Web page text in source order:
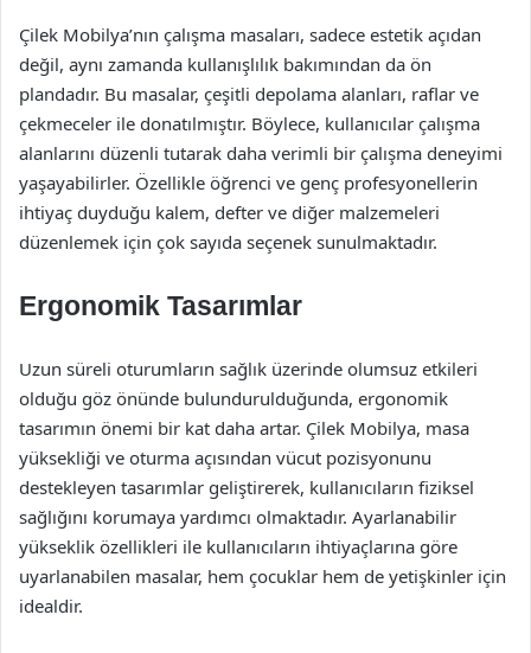
Çilek Mobilya’nın çalışma masaları, sadece estetik açıdan
değil, aynı zamanda kullanışlılık bakımından da ön
plandadır. Bu masalar, çeşitli depolama alanları, raflar ve
çekmeceler ile donatılmıştır. Böylece, kullanıcılar çalışma
alanlarını düzenli tutarak daha verimli bir çalışma deneyimi
yaşayabilirler. Özellikle öğrenci ve genç profesyonellerin
ihtiyaç duyduğu kalem, defter ve diğer malzemeleri
düzenlemek için çok sayıda seçenek sunulmaktadır.
Ergonomik Tasarımlar
Uzun süreli oturumların sağlık üzerinde olumsuz etkileri
olduğu göz önünde bulundurulduğunda, ergonomik
tasarımın önemi bir kat daha artar. Çilek Mobilya, masa
yüksekliği ve oturma açısından vücut pozisyonunu
destekleyen tasarımlar geliştirerek, kullanıcıların fiziksel
sağlığını korumaya yardımcı olmaktadır. Ayarlanabilir
yükseklik özellikleri ile kullanıcıların ihtiyaçlarına göre
uyarlanabilen masalar, hem çocuklar hem de yetişkinler için
idealdir.